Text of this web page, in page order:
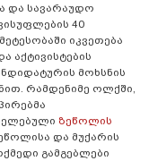
და სავარაუდო
40
იკვეთება
აქტივისტების
მოხსნის
რამდენიმე ოლქში,
ზეწოლის
და მუქარის
გამგებლები